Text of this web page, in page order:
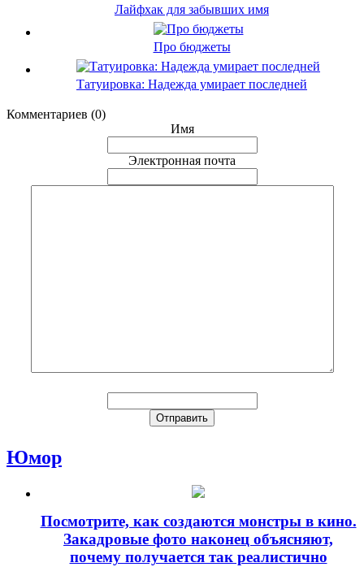
Лайфхак для забывших имя
Про бюджеты
Татуировка: Надежда умирает последней
Комментариев (0)
Имя
Электронная почта
Юмор
Посмотрите, как создаются монстры в кино.
Закадровые фото наконец объясняют,
почему получается так реалистично